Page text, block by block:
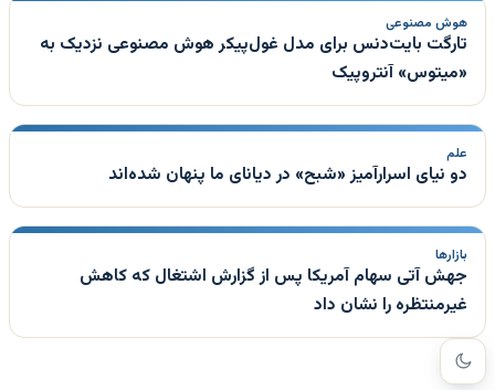
هوش مصنوعی
تارگت بایت‌دنس برای مدل غول‌پیکر هوش مصنوعی نزدیک به
«میتوس» آنتروپیک
علم
دو نیای اسرارآمیز «شبح» در دیانای ما پنهان شده‌اند
بازارها
جهش آتی سهام آمریکا پس از گزارش اشتغال که کاهش
غیرمنتظره را نشان داد